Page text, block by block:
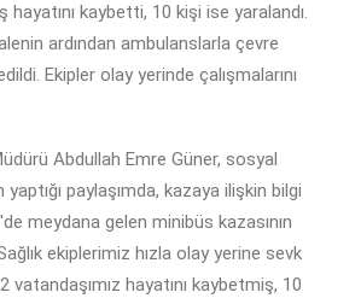
kaybetti, 10 kişi ise yaralandı.
ardından ambulanslarla çevre
Ekipler olay yerinde çalışmalarını
Abdullah Emre Güner, sosyal
paylaşımda, kazaya ilişkin bilgi
meydana gelen minibüs kazasının
ekiplerimiz hızla olay yerine sevk
vatandaşımız hayatını kaybetmiş, 10